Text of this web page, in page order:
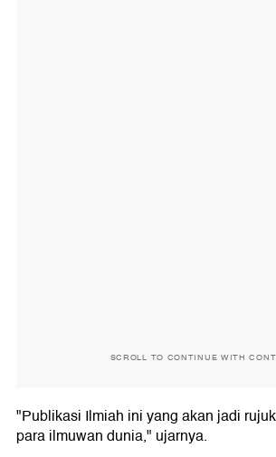
SCROLL TO CONTINUE WITH
"Publikasi Ilmiah ini yang akan jadi
para ilmuwan dunia," ujarnya.